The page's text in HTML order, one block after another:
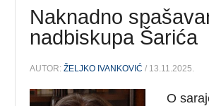
Naknadno
nadbiskupa Šarića
AUTOR:ŽELJKO IVANKOVIĆ / 13.11.2025.
O